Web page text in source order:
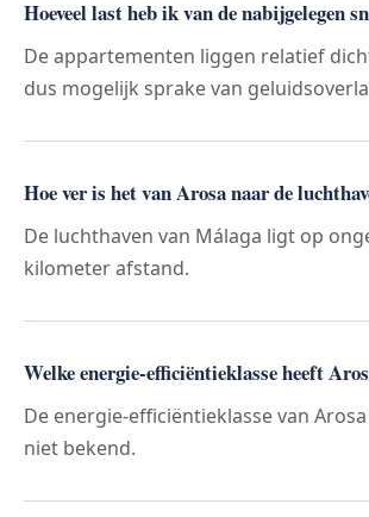
Hoeveel last heb ik van de nabijgelegen
De appartementen liggen relatief
dus mogelijk sprake van
Hoe ver is het van Arosa naar de
De luchthaven van Málaga ligt op
kilometer afstand.
Welke energie-efficiëntieklasse heeft
De energie-efficiëntieklasse van
niet bekend.